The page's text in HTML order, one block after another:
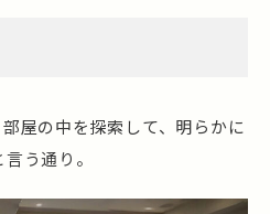
屋の中を探索して、明らかに
う通り。